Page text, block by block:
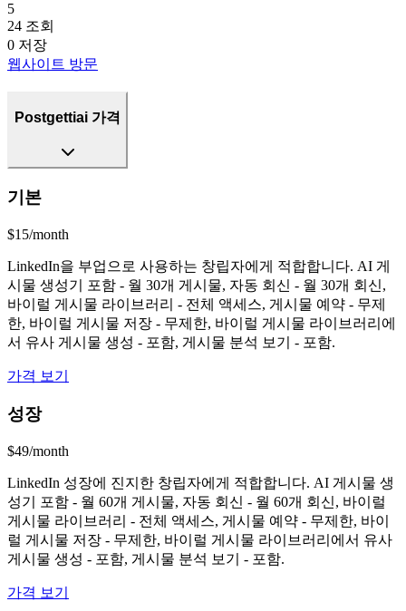
5
24 조회
0 저장
웹사이트 방문
Postgettiai 가격
기본
$15/month
LinkedIn을 부업으로 사용하는 창립자에게 적합합니다. AI 게
시물 생성기 포함 - 월 30개 게시물, 자동 회신 - 월 30개 회신,
바이럴 게시물 라이브러리 - 전체 액세스, 게시물 예약 - 무제
한, 바이럴 게시물 저장 - 무제한, 바이럴 게시물 라이브러리에
서 유사 게시물 생성 - 포함, 게시물 분석 보기 - 포함.
가격 보기
성장
$49/month
LinkedIn 성장에 진지한 창립자에게 적합합니다. AI 게시물 생
성기 포함 - 월 60개 게시물, 자동 회신 - 월 60개 회신, 바이럴
게시물 라이브러리 - 전체 액세스, 게시물 예약 - 무제한, 바이
럴 게시물 저장 - 무제한, 바이럴 게시물 라이브러리에서 유사
게시물 생성 - 포함, 게시물 분석 보기 - 포함.
가격 보기